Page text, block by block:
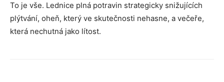
To je vše. Lednice plná potravin strategicky snižujících
plýtvání, oheň, který ve skutečnosti nehasne, a večeře,
která nechutná jako lítost.